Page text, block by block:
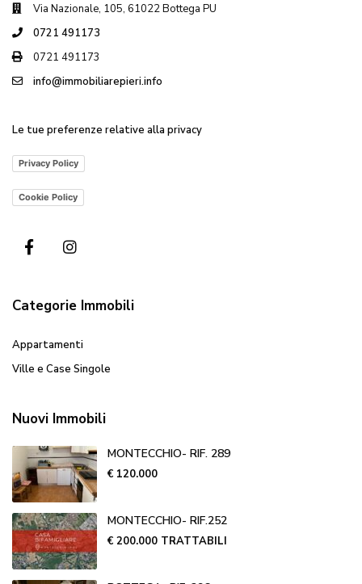
Via Nazionale, 105, 61022 Bottega PU
0721 491173
0721 491173
info@immobiliarepieri.info
Le tue preferenze relative alla privacy
Privacy Policy
Cookie Policy
Categorie Immobili
Appartamenti
Ville e Case Singole
Nuovi Immobili
MONTECCHIO- RIF. 289
€ 120.000
MONTECCHIO- RIF.252
€ 200.000 TRATTABILI